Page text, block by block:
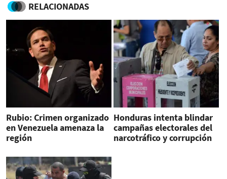
RELACIONADAS
Rubio: Crimen organizado
en Venezuela amenaza la
región
Honduras intenta blindar
campañas electorales del
narcotráfico y corrupción